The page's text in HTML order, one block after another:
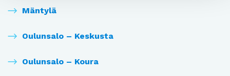
Mäntylä
Oulunsalo – Keskusta
Oulunsalo – Koura